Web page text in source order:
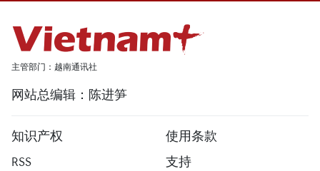
主管部门：越南通讯社
网站总编辑：陈进笋
知识产权
使用条款
RSS
支持